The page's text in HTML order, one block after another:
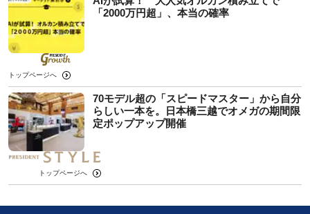
「2000万円超」、本当の確率
トップページへ
70モデル超の「スピードマスター」から自分
らしい一本を。日本橋三越でオメガの期間限
定ポップアップ開催
トップページへ